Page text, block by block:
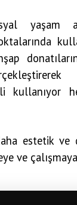
yaşam
kullanıyor
estetik
ve